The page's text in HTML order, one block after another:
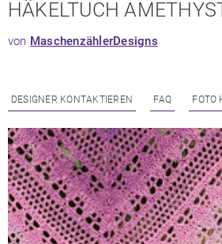
HÄKELTUCH
von MaschenzählerDesigns
DESIGNER KONTAKTIEREN FAQ FOTO